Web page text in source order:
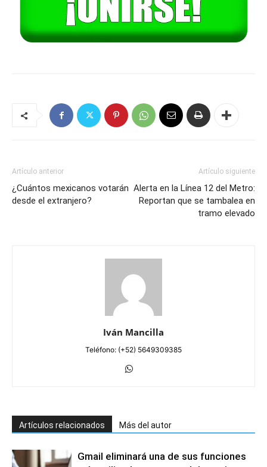
Artículo anterior
¿Cuántos mexicanos votarán
desde el extranjero?
Artículo siguiente
Alerta en la Línea 12 del Metro:
Reportan que se tambalea en
tramo elevado
Iván Mancilla
Teléfono: (+52) 5649309385
Artículos relacionados Más del autor
Gmail eliminará una de sus funciones